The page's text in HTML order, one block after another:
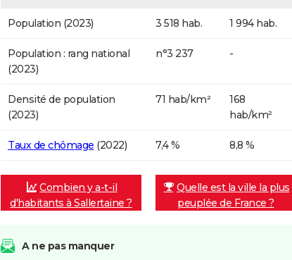
Population (2023) 3 518 hab. 1 994 hab.
Population : rang national
(2023)
n°3 237 -
Densité de population
(2023)
71 hab/km²
168
hab/km²
Taux de chômage (2022) 7,4 % 8,8 %
Combien y a-t-il
d'habitants à Sallertaine ?
Quelle est la ville la plus
peuplée de France ?
A ne pas manquer